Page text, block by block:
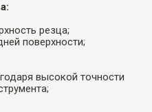
резца;
поверхности;
высокой точности